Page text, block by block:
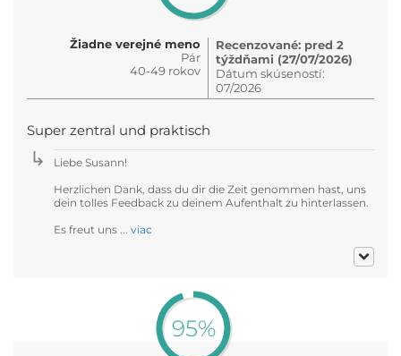
Žiadne verejné meno
Pár
40-49 rokov
Recenzované: pred 2
týždňami (27/07/2026)
Dátum skúseností:
07/2026
Super zentral und praktisch
Liebe Susann!
Herzlichen Dank, dass du dir die Zeit genommen hast, uns
dein tolles Feedback zu deinem Aufenthalt zu hinterlassen.
Es freut uns ... viac
95%